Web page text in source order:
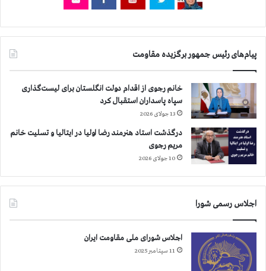
پیام‌های رئیس جمهور برگزیده مقاومت
خانم رجوی از اقدام دولت انگلستان برای لیست‌گذاری
سپاه پاسداران استقبال کرد
13 جولای 2026
درگذشت استاد هنرمند رضا اولیا در ایتالیا و تسلیت خانم
مریم رجوی
10 جولای 2026
اجلاس رسمی شورا
اجلاس شورای ملی مقاومت ایران
11 سپتامبر 2025